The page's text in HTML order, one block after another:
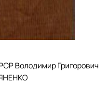
Володимир Григорович